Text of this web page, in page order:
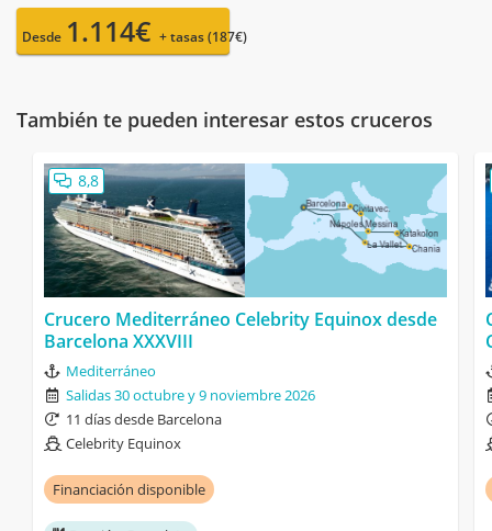
Desde 1.114€ + tasas (187€)
También te pueden interesar estos cruceros
8,8
Crucero Mediterráneo Celebrity Equinox desde
Barcelona XXXVIII
Mediterráneo
Salidas 30 octubre y 9 noviembre 2026
11 días desde Barcelona
Celebrity Equinox
Financiación disponible